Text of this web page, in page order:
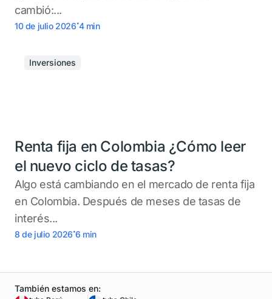
cambió:...
10 de julio 2026.4 min
Inversiones
Renta fija en Colombia ¿Cómo leer
el nuevo ciclo de tasas?
Algo está cambiando en el mercado de renta fija
en Colombia. Después de meses de tasas de
interés...
8 de julio 2026.6 min
También estamos en: